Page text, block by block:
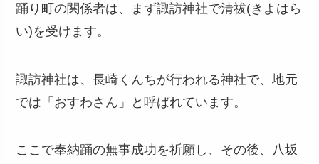
踊り町の関係者は、まず諏訪神社で清祓(きよはら
い)を受けます。
諏訪神社は、長崎くんちが行われる神社で、地元
では「おすわさん」と呼ばれています。
ここで奉納踊の無事成功を祈願し、その後、八坂